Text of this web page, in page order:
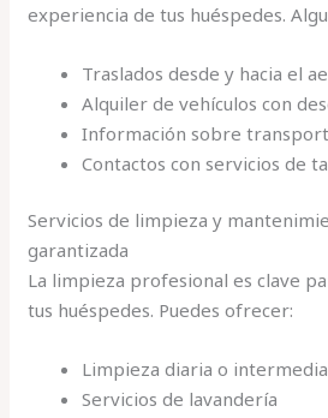
experiencia de tus huéspedes.
Traslados desde y hacia el
Alquiler de vehículos con
Información sobre
Contactos con servicios de
Servicios de limpieza y
garantizada
La limpieza profesional es clave
tus huéspedes. Puedes ofrecer:
Limpieza diaria o intermedia
Servicios de lavandería